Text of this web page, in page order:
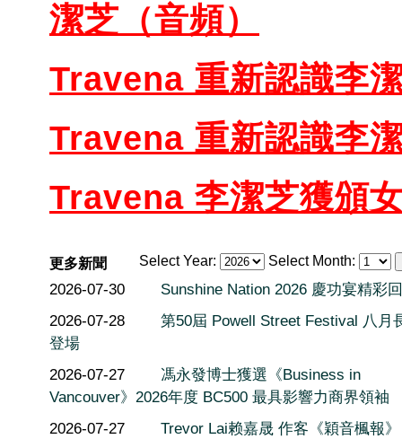
潔芝（音頻）
Travena 重新認識李
Travena 重新認識李
Travena 李潔芝獲頒
Select Year: Select Month:
更多新聞
2026-07-30
Sunshine Nation 2026 慶功宴精彩
2026-07-28
第50屆 Powell Street Festival 八月
登場
2026-07-27
馮永發博士獲選《Business in
Vancouver》2026年度 BC500 最具影響力商界領袖
2026-07-27
Trevor Lai赖嘉晟 作客《穎音楓報